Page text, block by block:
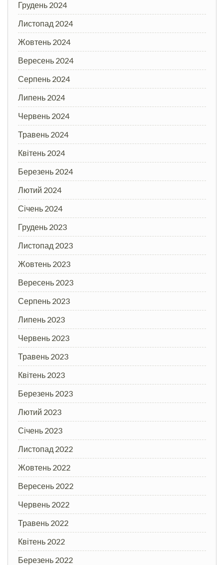
Грудень 2024
Листопад 2024
Жовтень 2024
Вересень 2024
Серпень 2024
Липень 2024
Червень 2024
Травень 2024
Квітень 2024
Березень 2024
Лютий 2024
Січень 2024
Грудень 2023
Листопад 2023
Жовтень 2023
Вересень 2023
Серпень 2023
Липень 2023
Червень 2023
Травень 2023
Квітень 2023
Березень 2023
Лютий 2023
Січень 2023
Листопад 2022
Жовтень 2022
Вересень 2022
Червень 2022
Травень 2022
Квітень 2022
Березень 2022